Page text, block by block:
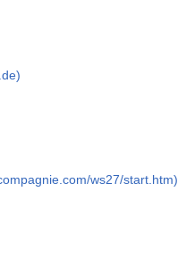
ws27/start.htm)